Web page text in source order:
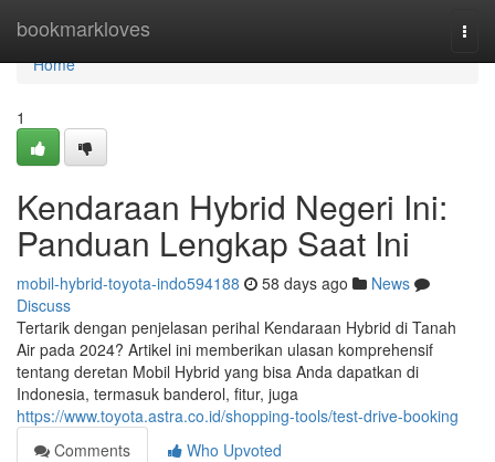
bookmarkloves
Home
Home
1
Kendaraan Hybrid Negeri Ini:
Panduan Lengkap Saat Ini
mobil-hybrid-toyota-indo594188 58 days ago
News
Discuss
Tertarik dengan penjelasan perihal Kendaraan Hybrid di Tanah
Air pada 2024? Artikel ini memberikan ulasan komprehensif
tentang deretan Mobil Hybrid yang bisa Anda dapatkan di
Indonesia, termasuk banderol, fitur, juga
https://www.toyota.astra.co.id/shopping-tools/test-drive-booking
Comments
Who Upvoted